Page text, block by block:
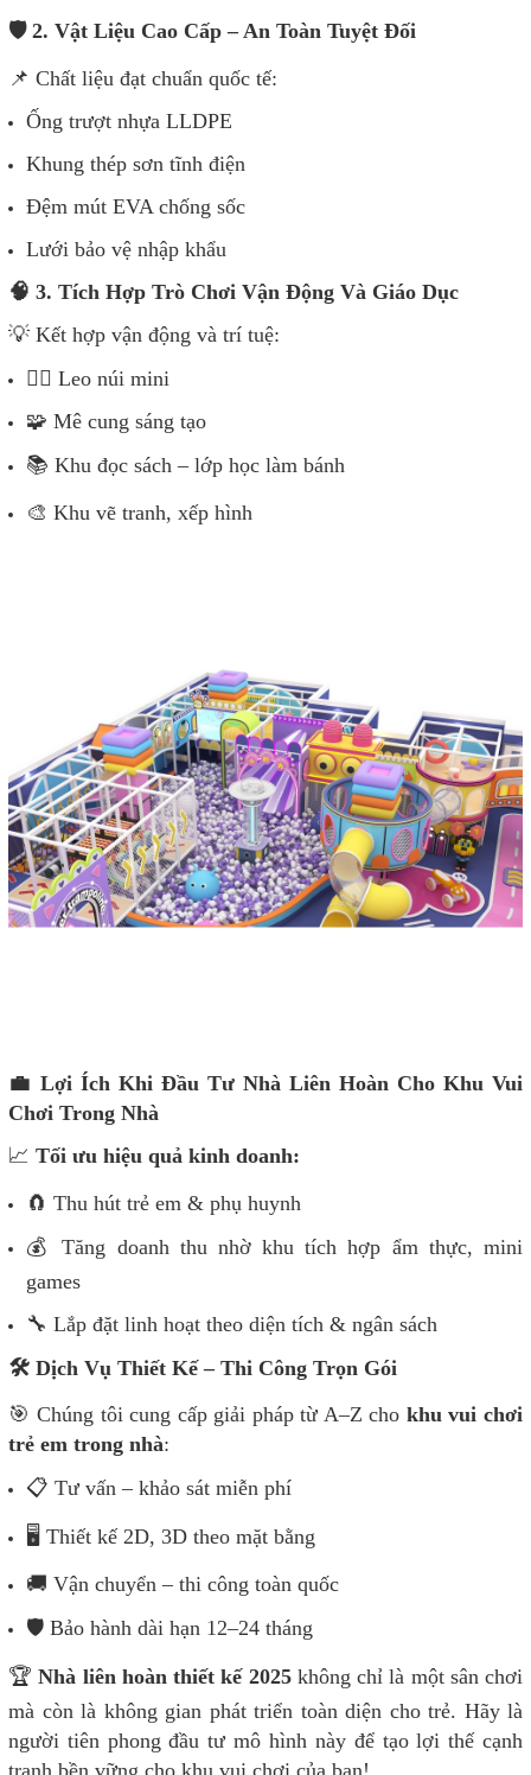
🛡️ 2. Vật Liệu Cao Cấp – An Toàn Tuyệt Đối
📌 Chất liệu đạt chuẩn quốc tế:
Ống trượt nhựa LLDPE
Khung thép sơn tĩnh điện
Đệm mút EVA chống sốc
Lưới bảo vệ nhập khẩu
🧠 3. Tích Hợp Trò Chơi Vận Động Và Giáo Dục
💡 Kết hợp vận động và trí tuệ:
🧗‍♂️ Leo núi mini
🧩 Mê cung sáng tạo
📚 Khu đọc sách – lớp học làm bánh
🎨 Khu vẽ tranh, xếp hình
💼 Lợi Ích Khi Đầu Tư Nhà Liên Hoàn Cho Khu Vui
Chơi Trong Nhà
📈 Tối ưu hiệu quả kinh doanh:
🧲 Thu hút trẻ em & phụ huynh
💰 Tăng doanh thu nhờ khu tích hợp ẩm thực, mini
games
🔧 Lắp đặt linh hoạt theo diện tích & ngân sách
🛠️ Dịch Vụ Thiết Kế – Thi Công Trọn Gói
🎯 Chúng tôi cung cấp giải pháp từ A–Z cho khu vui chơi
trẻ em trong nhà:
📋 Tư vấn – khảo sát miễn phí
🖥️ Thiết kế 2D, 3D theo mặt bằng
🚚 Vận chuyển – thi công toàn quốc
🛡️ Bảo hành dài hạn 12–24 tháng
🏆Nhà liên hoàn thiết kế 2025không chỉ là một sân chơi
mà còn là không gian phát triển toàn diện cho trẻ. Hãy là
người tiên phong đầu tư mô hình này để tạo lợi thế cạnh
tranh bền vững cho khu vui chơi của bạn!